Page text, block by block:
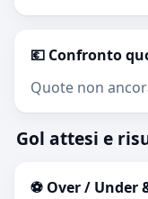
💶 Confronto
Quote non
Gol attesi e
⚽ Over / Under